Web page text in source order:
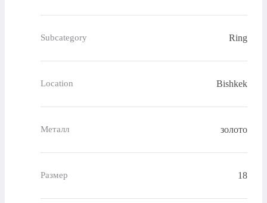
Subcategory Ring
Location Bishkek
Металл золото
Размер 18